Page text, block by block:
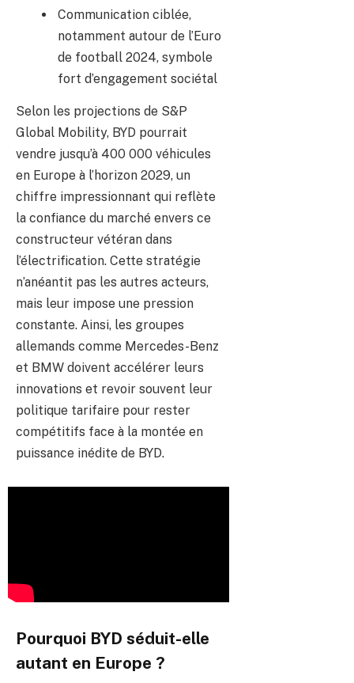
Communication ciblée,
notamment autour de l’Euro
de football 2024, symbole
fort d’engagement sociétal
Selon les projections de S&P
Global Mobility, BYD pourrait
vendre jusqu’à 400 000 véhicules
en Europe à l’horizon 2029, un
chiffre impressionnant qui reflète
la confiance du marché envers ce
constructeur vétéran dans
l’électrification. Cette stratégie
n’anéantit pas les autres acteurs,
mais leur impose une pression
constante. Ainsi, les groupes
allemands comme Mercedes-Benz
et BMW doivent accélérer leurs
innovations et revoir souvent leur
politique tarifaire pour rester
compétitifs face à la montée en
puissance inédite de BYD.
Pourquoi BYD séduit-elle
autant en Europe ?